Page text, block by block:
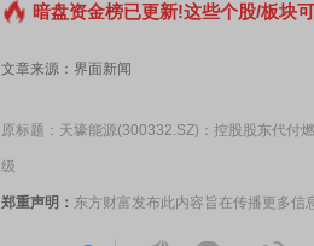
暗盘资金榜已更新!这些个股/板块
文章来源：界面新闻
原标题：天壕能源(300332.SZ)：控股股东代付
级
郑重声明： 东方财富发布此内容旨在传播更多信